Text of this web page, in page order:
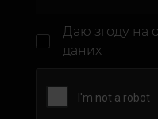
Даю згоду на
даних